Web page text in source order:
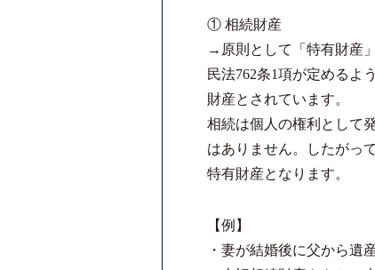
① 相続財産
→原則として「特有財産
民法762条1項が定めるよ
財産とされています。
相続は個人の権利として
はありません。したがっ
特有財産となります。
【例】
・妻が結婚後に父から遺